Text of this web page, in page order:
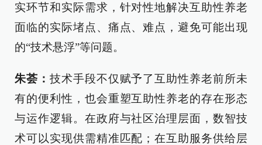
实环节和实际需求，针对性地解决互助性养老
面临的实际堵点、痛点、难点，避免可能出现
的“技术悬浮”等问题。
朱荟： 技术手段不仅赋予了互助性养老前所未
有的便利性，也会重塑互助性养老的存在形态
与运作逻辑。在政府与社区治理层面，数智技
术可以实现供需精准匹配；在互助服务供给层